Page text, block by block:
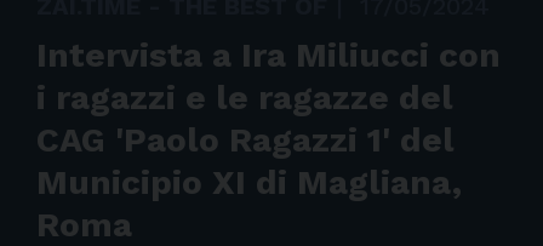
Intervista a Ira Miliucci con
i ragazzi e le ragazze del
CAG 'Paolo Ragazzi 1' del
Municipio XI di Magliana,
Roma